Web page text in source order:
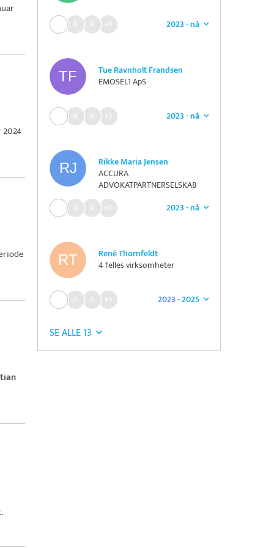
2023 - nå
+1
Tue Ravnholt Frandsen
EMOSEL1 ApS
2023 - nå
+1
Rikke Maria Jensen
ACCURA
ADVOKATPARTNERSELSKAB
2023 - nå
+1
René Thornfeldt
4 felles virksomheter
2023 - 2025
+1
SE ALLE 13